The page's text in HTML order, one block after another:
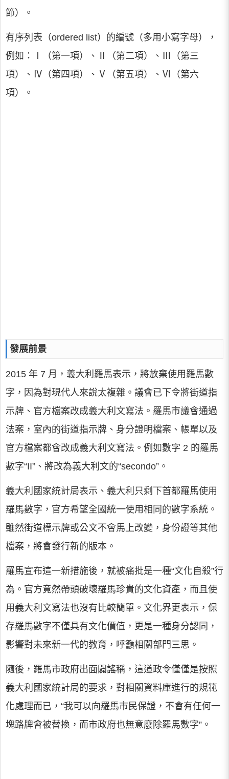
節）。
有序列表（ordered list）的編號（多用小寫字母），
例如：Ⅰ（第一項）、Ⅱ（第二項）、Ⅲ（第三
項）、Ⅳ（第四項）、Ⅴ（第五項）、Ⅵ（第六
項）。
發展前景
2015 年 7 月，義大利羅馬表示，將放棄使用羅馬數
字，因為對現代人來說太複雜。議會已下令將街道指
示牌、官方檔案改成義大利文寫法。羅馬市議會通過
法案，室內的街道指示牌、身分證明檔案、帳單以及
官方檔案都會改成義大利文寫法。例如數字 2 的羅馬
數字“II”、將改為義大利文的“secondo”。
義大利國家統計局表示、義大利只剩下首都羅馬使用
羅馬數字，官方希望全國統一使用相同的數字系統。
雖然街道標示牌或公文不會馬上改變，身份證等其他
檔案，將會發行新的版本。
羅馬宣布這一新措施後，就被痛批是一種“文化自殺”行
為。官方竟然帶頭破壞羅馬珍貴的文化資產，而且使
用義大利文寫法也沒有比較簡單。文化界更表示，保
存羅馬數字不僅具有文化價值，更是一種身分認同，
影響對未來新一代的教育，呼籲相關部門三思。
隨後，羅馬市政府出面闢謠稱，這道政令僅僅是按照
義大利國家統計局的要求，對相關資料庫進行的規範
化處理而已，“我可以向羅馬市民保證，不會有任何一
塊路牌會被替換，而市政府也無意廢除羅馬數字”。